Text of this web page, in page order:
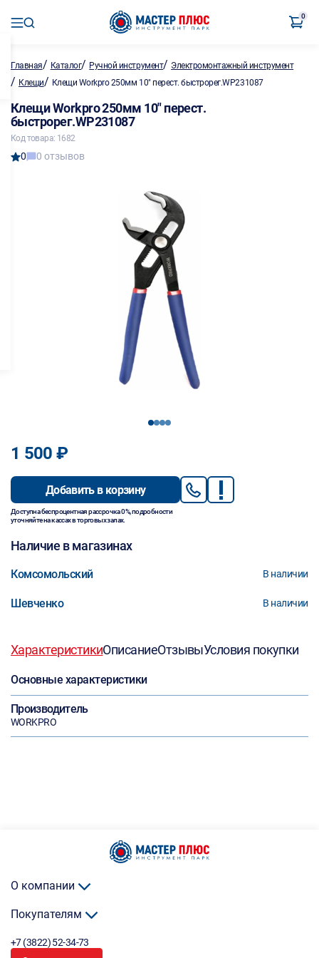
0
Главная/ Каталог/ Ручной инструмент/ Электромонтажный инструмент
/ Клещи/ Клещи Workpro 250мм 10" перест. быстрорег.WP231087
Клещи Workpro 250мм 10" перест.
быстрорег.WP231087
Код товара: 1682
0 0 отзывов
1234
1 500 ₽
Добавить в корзину
Доступна беспроцентная рассрочка 0%, подробности
уточняйте на кассах в торговых залах.
Наличие в магазинах
Комсомольский В наличии
Шевченко В наличии
ХарактеристикиОписаниеОтзывыУсловия покупки
Основные характеристики
Производитель
WORKPRO
О компании
Покупателям
+7 (3822) 52-34-73